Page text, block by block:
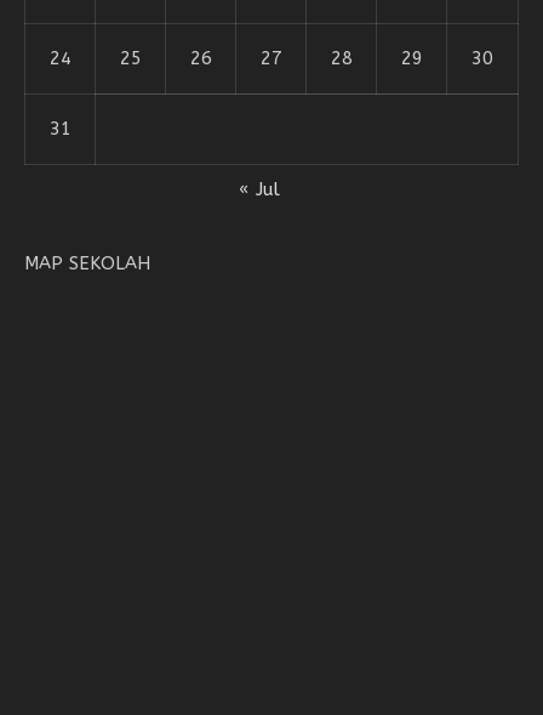
24 25 26 27 28 29 30
31
« Jul
MAP SEKOLAH